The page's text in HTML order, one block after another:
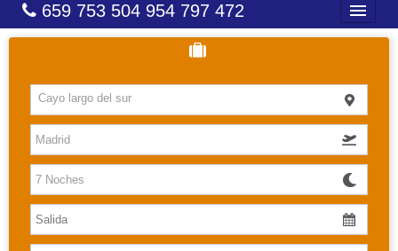
659 753 504 954 797 472
HOTELES
COSTAS
CARIBE
CANARIAS
BALEARES
Cayo largo del sur